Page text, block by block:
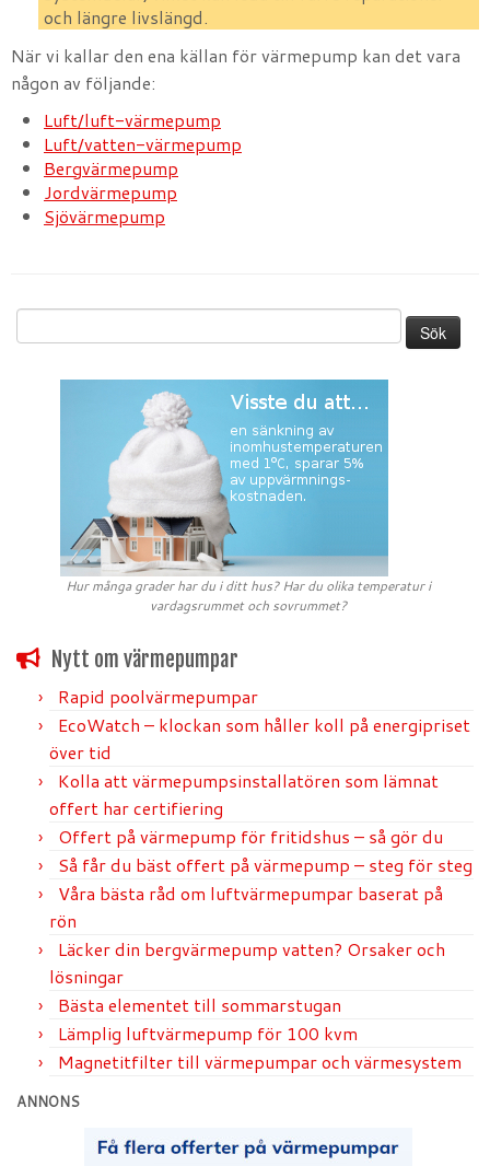
och längre livslängd.
När vi kallar den ena källan för värmepump kan det vara
någon av följande:
Luft/luft-värmepump
Luft/vatten-värmepump
Bergvärmepump
Jordvärmepump
Sjövärmepump
efter:
Hur många grader har du i ditt hus? Har du olika temperatur i
vardagsrummet och sovrummet?
Nytt om värmepumpar
Rapid poolvärmepumpar
EcoWatch – klockan som håller koll på energipriset
över tid
Kolla att värmepumpsinstallatören som lämnat
offert har certifiering
Offert på värmepump för fritidshus – så gör du
Så får du bäst offert på värmepump – steg för steg
Våra bästa råd om luftvärmepumpar baserat på
rön
Läcker din bergvärmepump vatten? Orsaker och
lösningar
Bästa elementet till sommarstugan
Lämplig luftvärmepump för 100 kvm
Magnetitfilter till värmepumpar och värmesystem
ANNONS